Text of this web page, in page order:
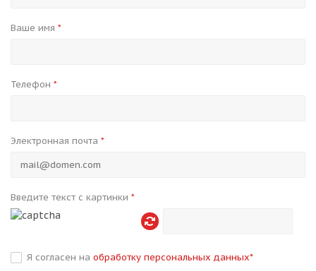
Ваше имя *
Телефон *
Электронная почта *
Введите текст с картинки *
Я согласен на обработку персональных данных*